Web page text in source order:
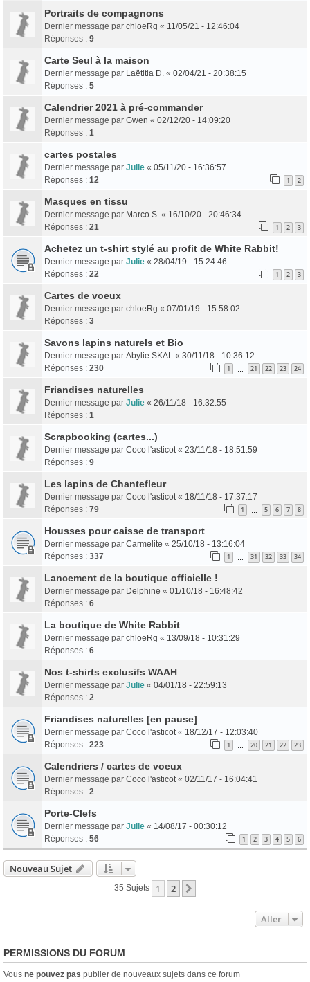
Portraits de compagnons
Dernier message par chloeRg « 11/05/21 - 12:46:04
Réponses : 9
Carte Seul à la maison
Dernier message par Laëtitia D. « 02/04/21 - 20:38:15
Réponses : 5
Calendrier 2021 à pré-commander
Dernier message par Gwen « 02/12/20 - 14:09:20
Réponses : 1
cartes postales
Dernier message par Julie « 05/11/20 - 16:36:57
Réponses : 12 1 2
Masques en tissu
Dernier message par Marco S. « 16/10/20 - 20:46:34
Réponses : 21 1 2 3
Achetez un t-shirt stylé au profit de White Rabbit!
Dernier message par Julie « 28/04/19 - 15:24:46
Réponses : 22 1 2 3
Cartes de voeux
Dernier message par chloeRg « 07/01/19 - 15:58:02
Réponses : 3
Savons lapins naturels et Bio
Dernier message par Abylie SKAL « 30/11/18 - 10:36:12
Réponses : 230 1 21 22 23 24
Friandises naturelles
Dernier message par Julie « 26/11/18 - 16:32:55
Réponses : 1
Scrapbooking (cartes...)
Dernier message par Coco l'asticot « 23/11/18 - 18:51:59
Réponses : 9
Les lapins de Chantefleur
Dernier message par Coco l'asticot « 18/11/18 - 17:37:17
Réponses : 79 1 5 6 7 8
Housses pour caisse de transport
Dernier message par Carmelite « 25/10/18 - 13:16:04
Réponses : 337 1 31 32 33 34
Lancement de la boutique officielle !
Dernier message par Delphine « 01/10/18 - 16:48:42
Réponses : 6
La boutique de White Rabbit
Dernier message par chloeRg « 13/09/18 - 10:31:29
Réponses : 6
Nos t-shirts exclusifs WAAH
Dernier message par Julie « 04/01/18 - 22:59:13
Réponses : 2
Friandises naturelles [en pause]
Dernier message par Coco l'asticot « 18/12/17 - 12:03:40
Réponses : 223 1 20 21 22 23
Calendriers / cartes de voeux
Dernier message par Coco l'asticot « 02/11/17 - 16:04:41
Réponses : 2
Porte-Clefs
Dernier message par Julie « 14/08/17 - 00:30:12
Réponses : 56 1 2 3 4 5 6
Nouveau Sujet
35 Sujets 1 2
Aller
PERMISSIONS DU FORUM
Vous ne pouvez pas publier de nouveaux sujets dans ce forum